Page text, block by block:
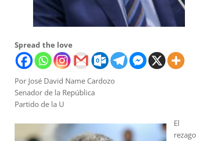
Spread the love
Por José David Name Cardozo
Senador de la República
Partido de la U
El
rezago